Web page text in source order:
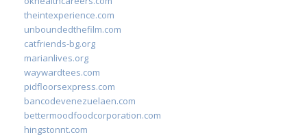
theintexperience.com
unboundedthefilm.com
catfriends-bg.org
marianlives.org
waywardtees.com
pidfloorsexpress.com
bancodevenezuelaen.com
bettermoodfoodcorporation.com
hingstonnt.com